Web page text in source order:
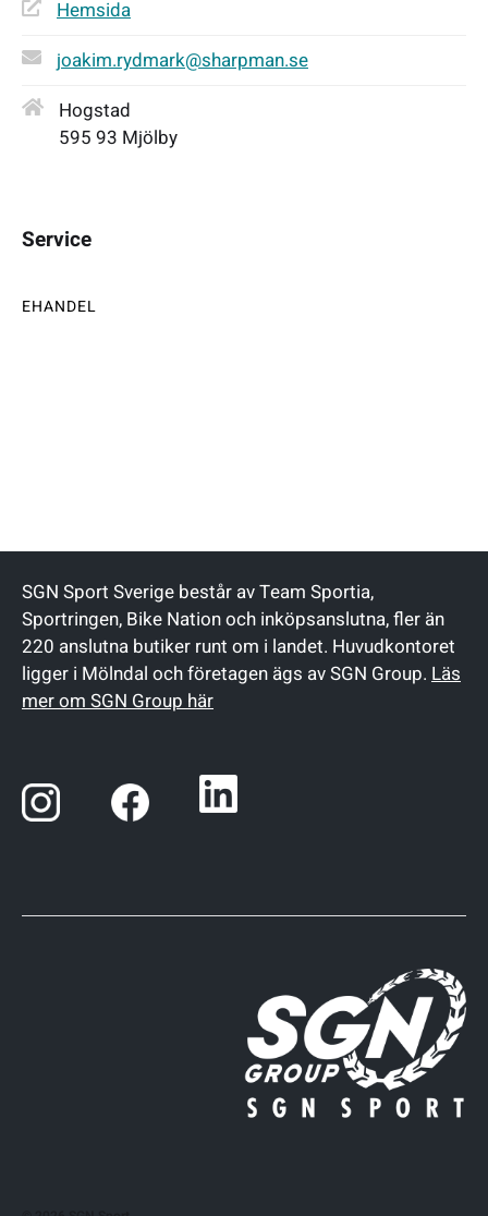
Hemsida
joakim.rydmark@sharpman.se
Hogstad
595 93 Mjölby
Service
EHANDEL
SGN Sport Sverige består av Team Sportia,
Sportringen, Bike Nation och inköpsanslutna, fler än
220 anslutna butiker runt om i landet. Huvudkontoret
ligger i Mölndal och företagen ägs av SGN Group. Läs
mer om SGN Group här